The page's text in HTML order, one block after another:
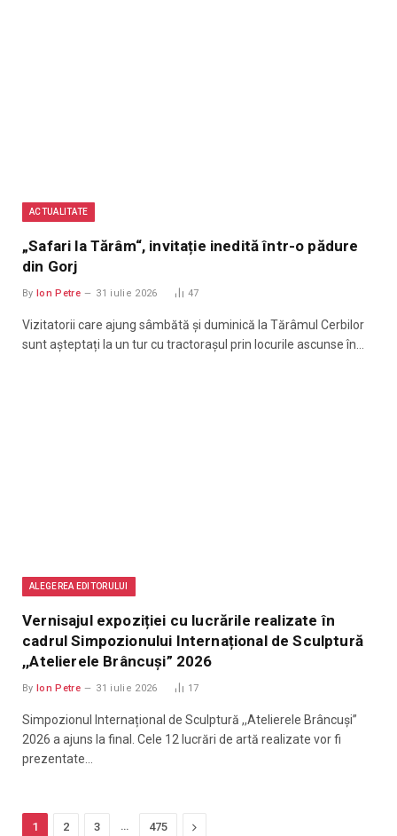
ACTUALITATE
„Safari la Tărâm“, invitație inedită într-o pădure
din Gorj
By Ion Petre 31 iulie 2026 47
Vizitatorii care ajung sâmbătă și duminică la Tărâmul Cerbilor
sunt așteptați la un tur cu tractorașul prin locurile ascunse în…
ALEGEREA EDITORULUI
Vernisajul expoziției cu lucrările realizate în
cadrul Simpozionului Internațional de Sculptură
,,Atelierele Brâncuși” 2026
By Ion Petre 31 iulie 2026 17
Simpozionul Internațional de Sculptură ,,Atelierele Brâncuși”
2026 a ajuns la final. Cele 12 lucrări de artă realizate vor fi
prezentate…
1 2 3 475 Next